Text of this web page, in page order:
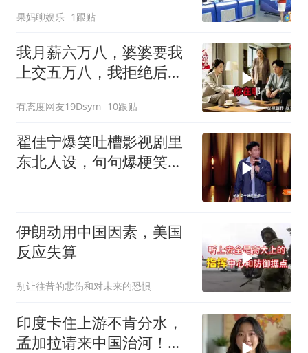
果妈聊娱乐 1跟贴
我月薪六万八，婆婆要我
上交五万八，我拒绝后她
离婚
有态度网友19Dsym 10跟贴
翟佳宁爆笑吐槽影视剧里
东北人设，句句爆梗笑点
伊朗动用中国因素，美国
反应失算
别让往昔的悲伤和对未来的恐惧
印度卡住上游不肯分水，
孟加拉请来中国治河！一